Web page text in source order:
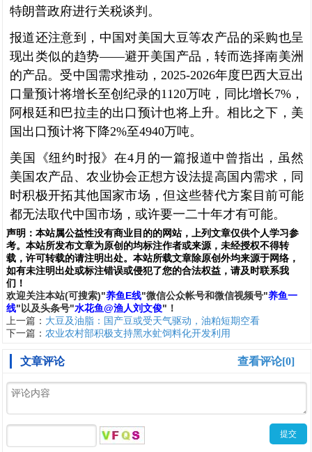
特朗普政府进行关税谈判。
报道还注意到，中国对美国大豆等农产品的采购也呈
现出类似的趋势——避开美国产品，转而选择南美洲
的产品。受中国需求推动，2025-2026年度巴西大豆出
口量预计将增长至创纪录的1120万吨，同比增长7%，
阿根廷和巴拉圭的出口预计也将上升。相比之下，美
国出口预计将下降2%至4940万吨。
美国《纽约时报》在4月的一篇报道中曾指出，虽然
美国农产品、农业协会正想方设法提高国内需求，同
时积极开拓其他国家市场，但这些替代方案目前可能
都无法取代中国市场，或许要一二十年才有可能。
声明： 本站属公益性没有商业目的的网站，上列文章仅供个人学习参
考。本站所发布文章为原创的均标注作者或来源，未经授权不得转
载，许可转载的请注明出处。本站所载文章除原创外均来源于网络，
如有未注明出处或标注错误或侵犯了您的合法权益，请及时联系我
们 ！
欢迎关注本站(可搜索)"养鱼E线"微信公众帐号和微信视频号"养鱼一
线" 以及头条号"水花鱼@渔人刘文俊"！
上一篇： 大豆及油脂：国产豆或受天气驱动，油粕短期空看
下一篇： 农业农村部积极支持黑水虻饲料化开发利用
查看评论[0]
文章评论